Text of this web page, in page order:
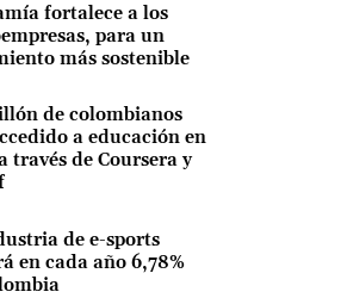
fortalece a los
para un
más sostenible
de colombianos
a educación en
través de Coursera y
de e-sports
en cada año 6,78%